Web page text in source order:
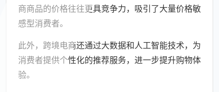
商商品的价格往往更具竞争力，吸引了大量价格敏
感型消费者。
此外，跨境电商还通过大数据和人工智能技术，为
消费者提供个性化的推荐服务，进一步提升购物体
验。